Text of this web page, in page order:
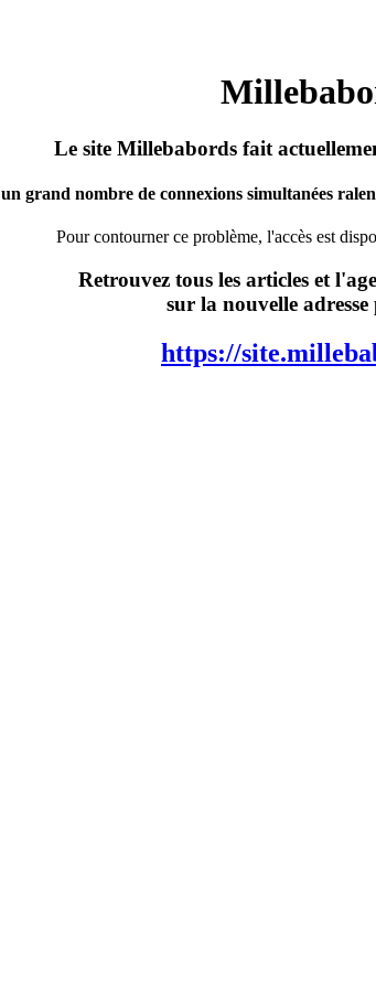
Le site Millebabords fait
un grand nombre de connexions simultanées
Pour contourner ce problème, l'accès est
Retrouvez tous les articles et
sur la nouvelle
https://